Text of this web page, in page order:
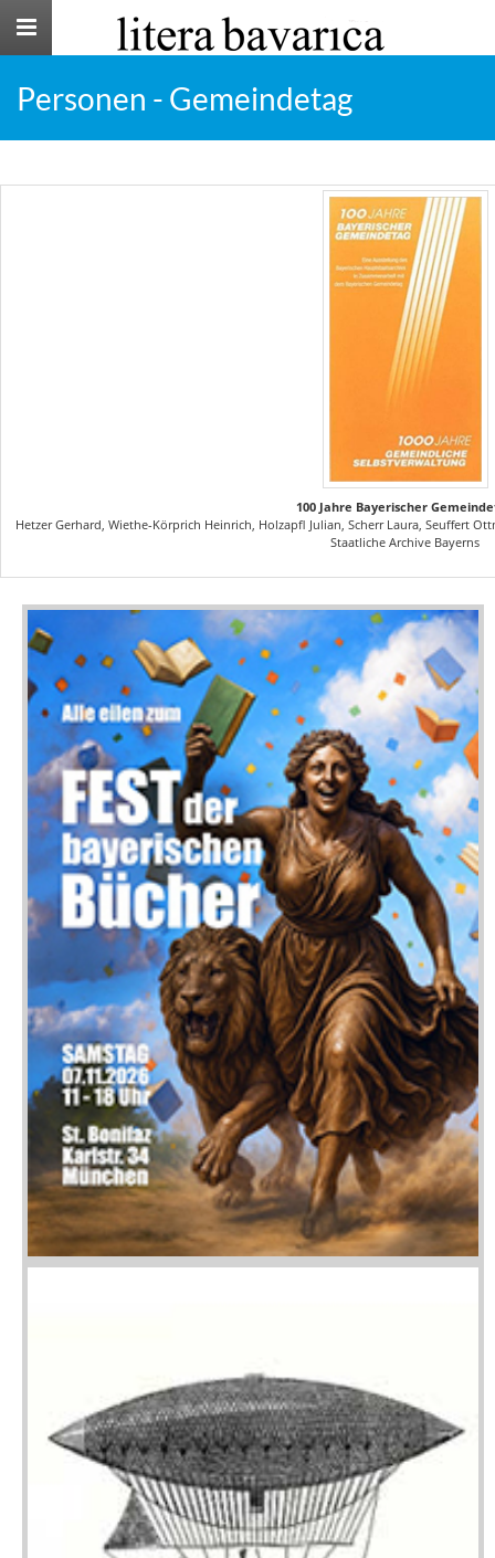
Toggle
Personen - Gemeindetag
100 Jahre Bayerischer
Hetzer Gerhard, Wiethe-Körprich Heinrich, Holzapfl Julian, Scherr Laura, Seuffert
Staatliche Archive Bayerns